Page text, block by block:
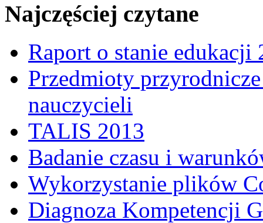
Najczęściej czytane
Raport o stanie edukacji
Przedmioty
nauczycieli
TALIS 2013
Badanie czasu i
Wykorzystanie plików
Diagnoza Kompetencji